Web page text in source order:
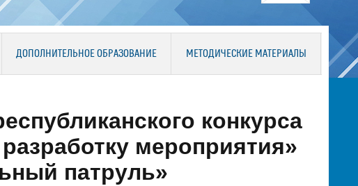
ДОПОЛНИТЕЛЬНОЕ ОБРАЗОВАНИЕ МЕТОДИЧЕСКИЕ МАТЕРИАЛЫ
конкурса
мероприятия»
патруль»